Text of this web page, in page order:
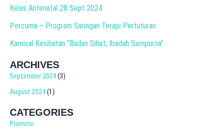
Kelas Antenatal 28 Sept 2024
Percuma – Program Saringan Terapi Pertuturan
Karnival Kesihatan “Badan Sihat, Ibadah Sempurna”
ARCHIVES
September 2024(3)
August 2024(1)
CATEGORIES
Promosi